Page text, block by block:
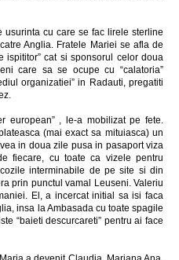
cu care se fac lirele sterline
Anglia. Fratele Mariei se afla de
cat si sponsorul celor doua
care sa se ocupe cu “calatoria”
organizatiei” in Radauti, pregatiti
european” , le-a mobilizat pe fete.
(mai exact sa mituiasca) un
in doua zile pusa in pasaport viza
fiecare, cu toate ca vizele pentru
interminabile de pe site si din
prin punctul vamal Leuseni. Valeriu
El, a incercat initial sa isi faca
insa la Ambasada cu toate spagile
“baieti descurcareti” pentru ai face
a devenit Claudia, Mariana Ana,